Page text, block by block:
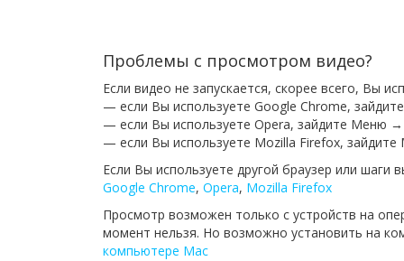
Проблемы с просмотром видео?
Если видео не запускается, скорее всего, Вы
— если Вы используете Google Chrome,
— если Вы используете Opera, зайдите Меню
— если Вы используете Mozilla Firefox,
Если Вы используете другой браузер или
Google Chrome, Opera, Mozilla Firefox
Просмотр возможен только с устройств на
момент нельзя. Но возможно установить на
компьютере Mac